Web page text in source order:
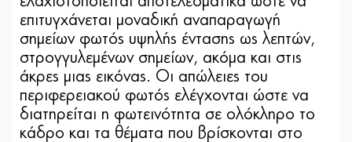
επιτυγχάνεται μοναδική αναπαραγωγή
σημείων φωτός υψηλής έντασης ως λεπτών,
στρογγυλεμένων σημείων, ακόμα και στις
άκρες μιας εικόνας. Οι απώλειες του
περιφερειακού φωτός ελέγχονται ώστε να
διατηρείται η φωτεινότητα σε ολόκληρο το
κάδρο και τα θέματα που βρίσκονται στο